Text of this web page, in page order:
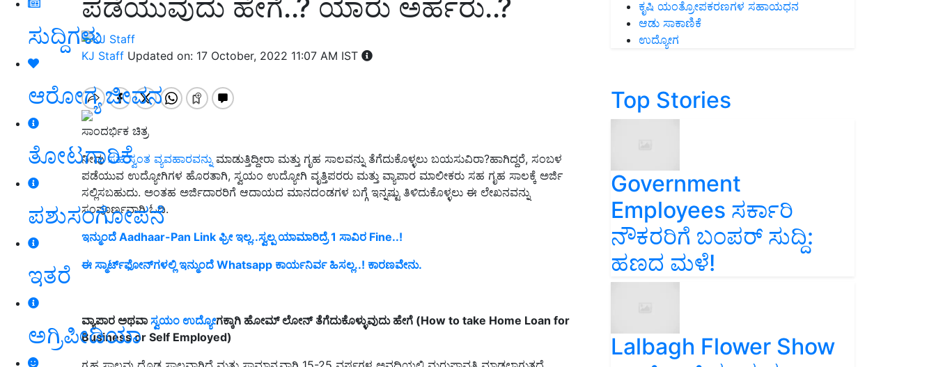
ಸುದ್ದಿಗಳು
ಆರೋಗ್ಯ ಜೀವನ
ತೋಟಗಾರಿಕೆ
ಪಶುಸಂಗೋಪನೆ
ಇತರೆ
ಅಗ್ರಿಪೀಡಿಯಾ
ಪಡೆಯುವುದು ಹೇಗೆ..? ಯಾರು ಅರ್ಹರು..?
KJ Staff Updated on: 17 October, 2022 11:07 AM IST
ಸಾಂದರ್ಭಿಕ ಚಿತ್ರ
ನೀವುಸಹ ಸ್ವಂತ ವ್ಯವಹಾರವನ್ನುಮಾಡುತ್ತಿದ್ದೀರಾ ಮತ್ತು ಗೃಹ ಸಾಲವನ್ನು ತೆಗೆದುಕೊಳ್ಳಲು ಬಯಸುವಿರಾ?ಹಾಗಿದ್ದರೆ, ಸಂಬಳ
ಪಡೆಯುವ ಉದ್ಯೋಗಿಗಳ ಹೊರತಾಗಿ, ಸ್ವಯಂ ಉದ್ಯೋಗಿ ವೃತ್ತಿಪರರು ಮತ್ತು ವ್ಯಾಪಾರ ಮಾಲೀಕರು ಸಹ ಗೃಹ ಸಾಲಕ್ಕೆ ಅರ್ಜಿ
ಸಲ್ಲಿಸಬಹುದು. ಅಂತಹ ಅರ್ಜಿದಾರರಿಗೆ ಆದಾಯದ ಮಾನದಂಡಗಳ ಬಗ್ಗೆ ಇನ್ನಷ್ಟು ತಿಳಿದುಕೊಳ್ಳಲು ಈ ಲೇಖನವನ್ನು
ಸಂಪೂರ್ಣವಾಗಿ ಓದಿ.
ಇನ್ಮುಂದೆ Aadhaar-Pan Link ಫ್ರೀ ಇಲ್ಲ..ಸ್ವಲ್ಪ ಯಾಮಾರಿದ್ರೆ 1 ಸಾವಿರ Fine..!
ಈ ಸ್ಮಾರ್ಟ್‌ಫೋನ್‌ಗಳಲ್ಲಿ ಇನ್ಮುಂದೆ Whatsapp ಕಾರ್ಯನಿರ್ವ ಹಿಸಲ್ಲ..! ಕಾರಣವೇನು.
ವ್ಯಾಪಾರ ಅಥವಾ ಸ್ವಯಂ ಉದ್ಯೋಗಕ್ಕಾಗಿ ಹೋಮ್ ಲೋನ್ ತೆಗೆದುಕೊಳ್ಳುವುದು ಹೇಗೆ (How to take Home Loan for
Business or Self Employed)
ಕೃಷಿ ಯಂತ್ರೋಪಕರಣಗಳ ಸಹಾಯಧನ
ಆಡು ಸಾಕಾಣಿಕೆ
ಉದ್ಯೋಗ
Top Stories
Government
Employees ಸರ್ಕಾರಿ
ನೌಕರರಿಗೆ ಬಂಪರ್‌ ಸುದ್ದಿ:
ಹಣದ ಮಳೆ!
Lalbagh Flower Show